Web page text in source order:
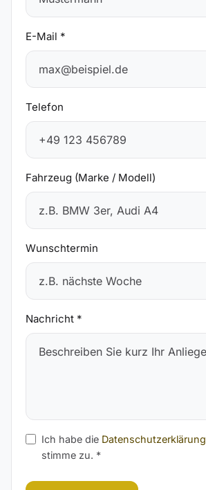
E-Mail *
Telefon
Fahrzeug (Marke / Modell)
Wunschtermin
Nachricht *
Ich habe die Datenschutzerklärung
stimme zu. *